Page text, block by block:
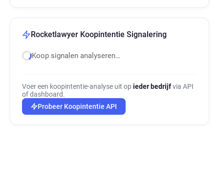
Rocketlawyer Koopintentie Signalering
Koop signalen analyseren…
Voer een koopintentie-analyse uit op ieder bedrijfvia API
of dashboard.
Probeer Koopintentie API